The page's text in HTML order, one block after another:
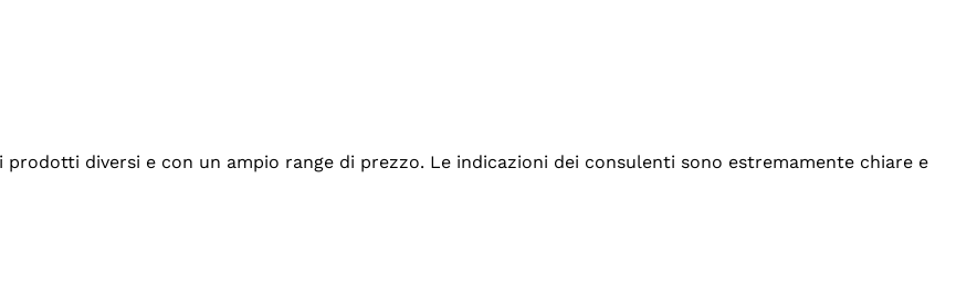
diversi e con un ampio range di prezzo. Le indicazioni dei consulenti sono estremamente chiare e